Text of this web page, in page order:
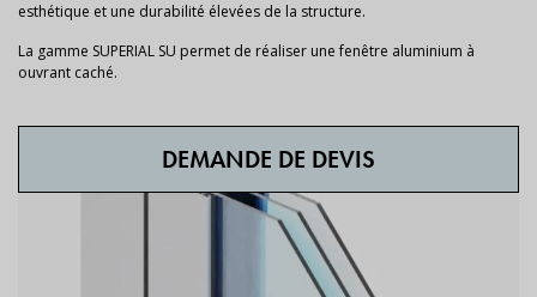
esthétique et une durabilité élevées de la structure.
La gamme SUPERIAL SU permet de réaliser une fenêtre aluminium à
ouvrant caché.
DEMANDE DE DEVIS